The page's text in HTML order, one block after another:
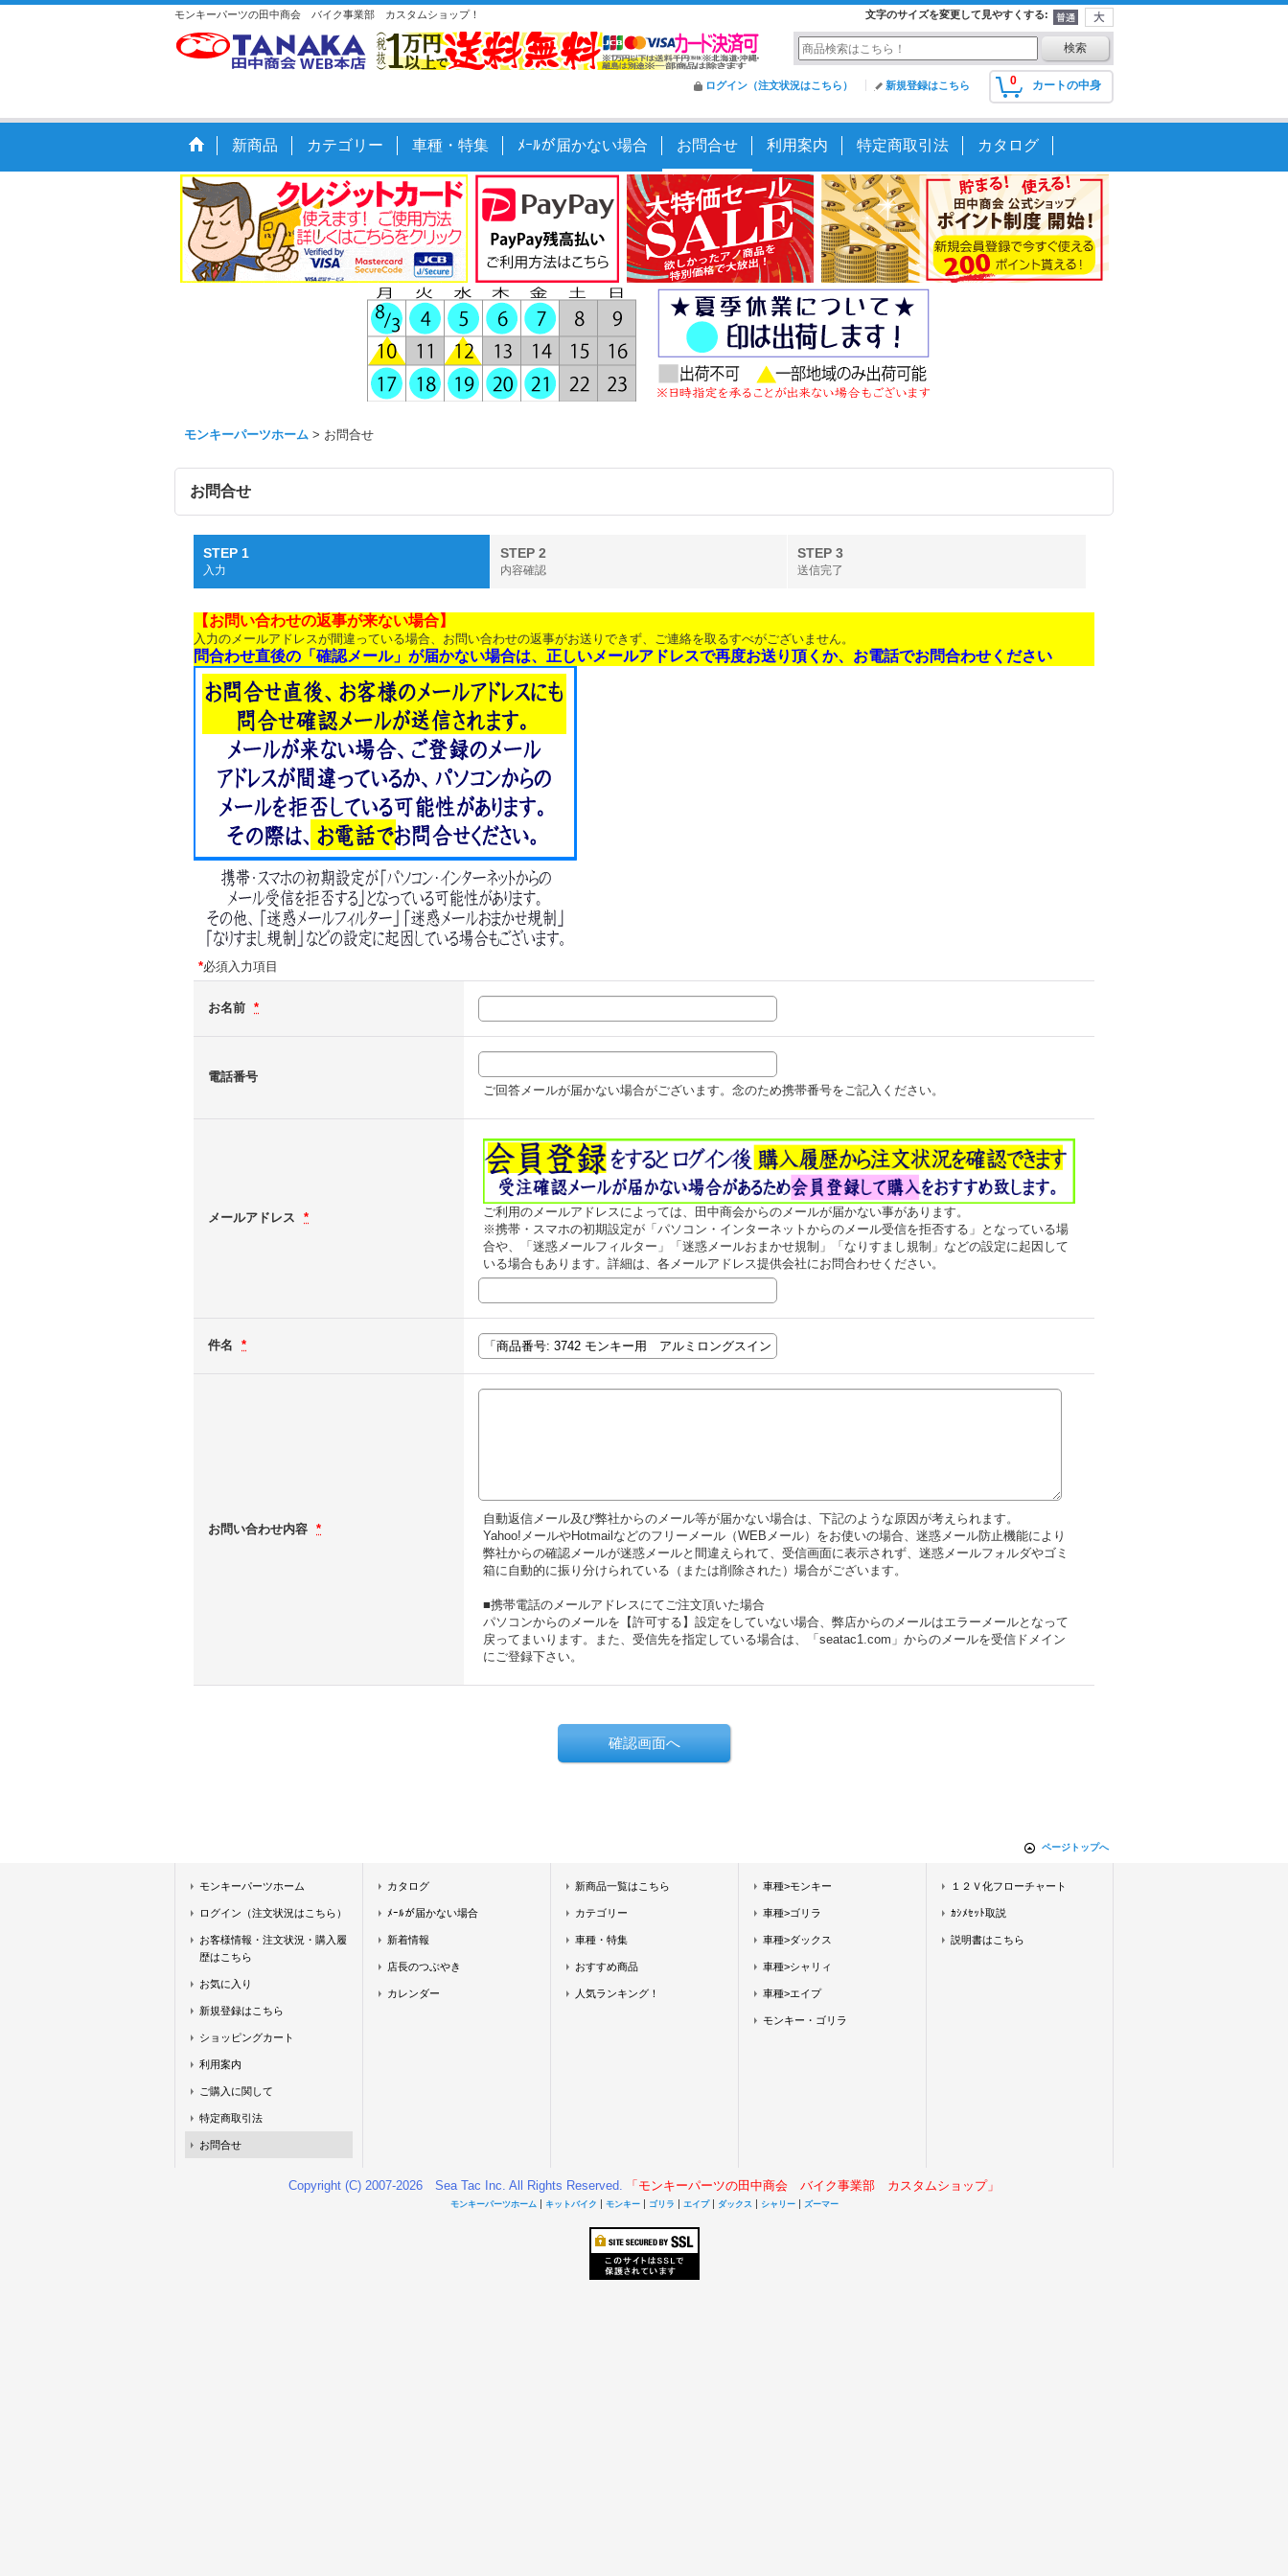
モンキーパーツの田中商会 バイク事業部 カスタムショップ！ 文字のサイズを変更して見やすくする:
0 カートの中身
ログイン（注文状況はこちら） 新規登録はこちら
新商品 カテゴリー 車種・特集 ﾒｰﾙが届かない場合 お問合せ 利用案内 特定商取引法 カタログ
モンキーパーツホーム > お問合せ
お問合せ
STEP 1
入力
STEP 2
内容確認
STEP 3
送信完了
【お問い合わせの返事が来ない場合】
入力のメールアドレスが間違っている場合、お問い合わせの返事がお送りできず、ご連絡を取るすべがございません。
問合わせ直後の「確認メール」が届かない場合は、正しいメールアドレスで再度お送り頂くか、お電話でお問合わせください
*必須入力項目
お名前 *
電話番号
ご回答メールが届かない場合がございます。念のため携帯番号をご記入ください。
メールアドレス *
ご利用のメールアドレスによっては、田中商会からのメールが届かない事があります。
※携帯・スマホの初期設定が「パソコン・インターネットからのメール受信を拒否する」となっている場
合や、「迷惑メールフィルター」「迷惑メールおまかせ規制」「なりすまし規制」などの設定に起因して
いる場合もあります。詳細は、各メールアドレス提供会社にお問合わせください。
件名 *
お問い合わせ内容 *
自動返信メール及び弊社からのメール等が届かない場合は、下記のような原因が考えられます。
Yahoo!メールやHotmailなどのフリーメール（WEBメール）をお使いの場合、迷惑メール防止機能により
弊社からの確認メールが迷惑メールと間違えられて、受信画面に表示されず、迷惑メールフォルダやゴミ
箱に自動的に振り分けられている（または削除された）場合がございます。
■携帯電話のメールアドレスにてご注文頂いた場合
パソコンからのメールを【許可する】設定をしていない場合、弊店からのメールはエラーメールとなって
戻ってまいります。また、受信先を指定している場合は、「seatac1.com」からのメールを受信ドメイン
にご登録下さい。
ページトップへ
モンキーパーツホーム
ログイン（注文状況はこちら）
お客様情報・注文状況・購入履
歴はこちら
お気に入り
新規登録はこちら
ショッピングカート
利用案内
ご購入に関して
特定商取引法
お問合せ
カタログ
ﾒｰﾙが届かない場合
新着情報
店長のつぶやき
カレンダー
新商品一覧はこちら
カテゴリー
車種・特集
おすすめ商品
人気ランキング！
車種>モンキー
車種>ゴリラ
車種>ダックス
車種>シャリィ
車種>エイプ
モンキー・ゴリラ
１２Ｖ化フローチャート
ｶｼﾒｾｯﾄ取説
説明書はこちら
Copyright (C) 2007-2026 Sea Tac Inc. All Rights Reserved. 「モンキーパーツの田中商会 バイク事業部 カスタムショップ」
モンキーパーツホーム | キットバイク | モンキー| ゴリラ | エイプ| ダックス | シャリー| ズーマー